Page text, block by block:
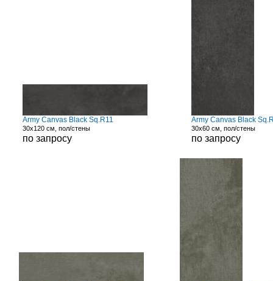
Army Canvas Black Sq.R11
30x120 см, пол/стены
по запросу
Army Canvas Black
30x60 см, пол/стены
по запросу